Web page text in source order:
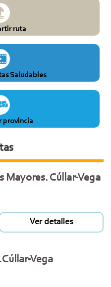
ruta
Saludables
provincia
Mayores. Cúllar-Vega
Ver detalles
Vega